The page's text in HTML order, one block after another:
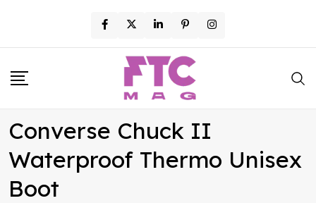
content
Converse Chuck II
Waterproof Thermo Unisex
Boot